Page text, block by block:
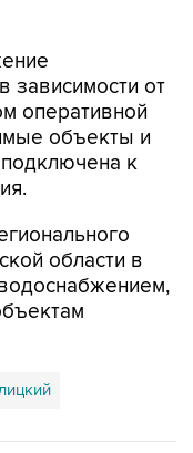
оперативной
объекты и
к